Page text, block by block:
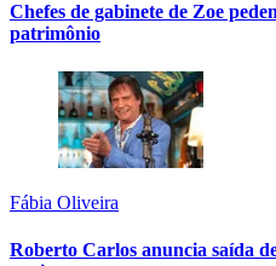
Chefes de gabinete de Zoe
patrimônio
Fábia Oliveira
Roberto Carlos anuncia saída